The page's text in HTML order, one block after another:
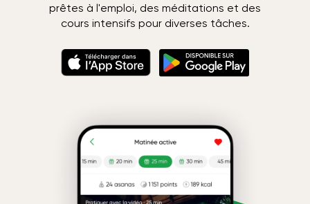
prêtes à l'emploi, des méditations et des
cours intensifs pour diverses tâches.